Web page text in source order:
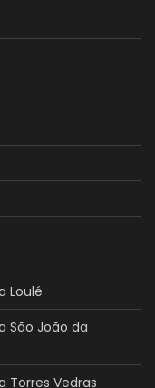
Loulé
São João da
Torres Vedras